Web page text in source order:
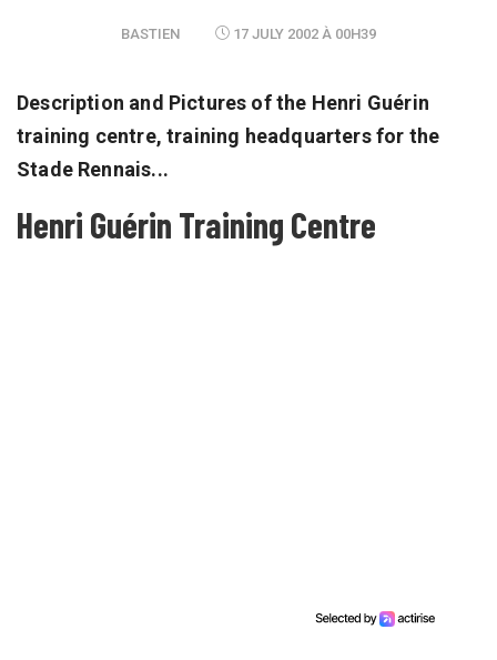
BASTIEN 17 JULY 2002 À 00H39
Description and Pictures of the Henri Guérin
training centre, training headquarters for the
Stade Rennais...
Henri Guérin Training Centre